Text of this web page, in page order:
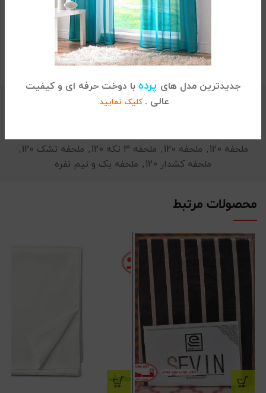
جدیدترین مدل های پرده با دوخت حرفه ای و کیفیت
عالی . کلیک نمایید.
توضیحات تکمیلی
ملحفه یک نفره, ملحفه یک نفره 3 تکه 120
ملحفه 120
, ملحفه 120 , ملحفه 3 تکه 120 , ملحفه تشک 120
,
ملحفه کشدار 120
, ملحفه یک و نیم نفره
محصولات مرتبط